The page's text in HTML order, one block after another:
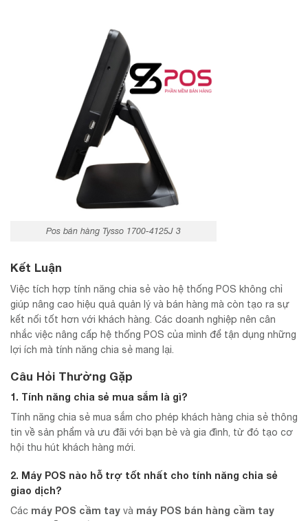
Pos bán hàng Tysso 1700-4125J 3
Kết Luận
Việc tích hợp tính năng chia sẻ vào hệ thống POS không chỉ
giúp nâng cao hiệu quả quản lý và bán hàng mà còn tạo ra sự
kết nối tốt hơn với khách hàng. Các doanh nghiệp nên cân
nhắc việc nâng cấp hệ thống POS của mình để tận dụng những
lợi ích mà tính năng chia sẻ mang lại.
Câu Hỏi Thường Gặp
1. Tính năng chia sẻ mua sắm là gì?
Tính năng chia sẻ mua sắm cho phép khách hàng chia sẻ thông
tin về sản phẩm và ưu đãi với bạn bè và gia đình, từ đó tạo cơ
hội thu hút khách hàng mới.
2. Máy POS nào hỗ trợ tốt nhất cho tính năng chia sẻ
giao dịch?
Các máy POS cầm tay và máy POS bán hàng cầm tay